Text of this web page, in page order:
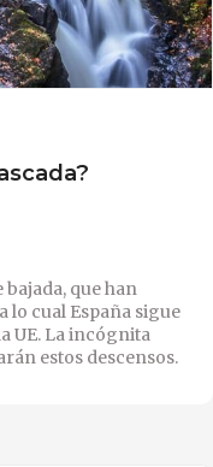
que han
lo cual España sigue
UE. La incógnita
estos descensos.